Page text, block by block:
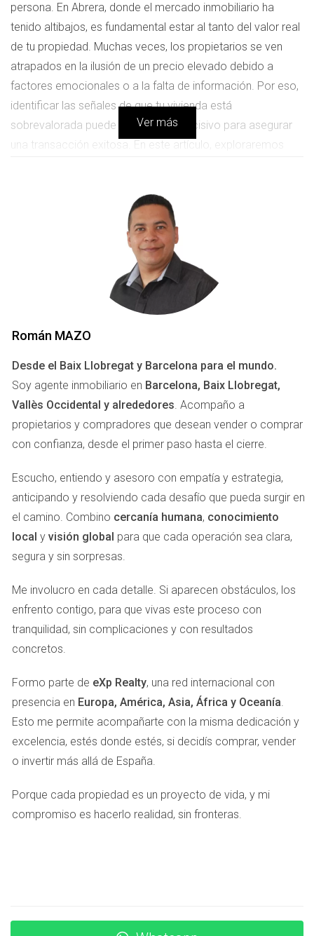
persona. En Abrera, donde el mercado inmobiliario ha
tenido altibajos, es fundamental estar al tanto del valor real
de tu propiedad. Muchas veces, los propietarios se ven
atrapados en la ilusión de un precio elevado debido a
factores emocionales o a la falta de información. Por eso,
identificar las señales de que tu vivienda está
sobrevalorada puede ser un paso decisivo para asegurar
una transacción exitosa. En este artículo, exploraremos
SOBREVALORACIÓN
Cuando se trata de valorar tu vivienda en Abrera, hay varios
indicadores que pueden sugerir que estás pidiendo
clave:
Comparaciones con propiedades similares:
vivienda tiene un precio significativamente más alto
que otras casas en tu vecindario con características
similares, es posible que estés sobrevalorando tu
propiedad.
Tiempo en el mercado:Si tu casa ha estado en
puede ser un signo claro de que el precio es
demasiado elevado.
Opiniones profesionales:Si has recibido
comentarios negativos de agentes inmobiliarios o
tasadores sobre el precio de tu casa, es hora de
reconsiderar.
en declive puede afectar negativamente el valor de tu
propiedad; si no estás ajustando tu precio a las
condiciones actuales, podrías estar sobrevalorando.
“El primer paso para vender tu casa es aceptar su
CASOS DE ESTUDIO
Para ilustrar mejor cómo se pueden identificar y corregir
problemas de sobrevaloración, aquí te presentamos tres
casos reales:
Caso 1: La familia López
meses sin ofertas, consultaron a un agente inmobiliario que
Ver más
Román MAZO
Desde el Baix Llobregat y Barcelona para el mundo.
Soy agente inmobiliario en Barcelona, Baix Llobregat,
Vallès Occidental y alrededores. Acompaño a
propietarios y compradores que desean vender o comprar
con confianza, desde el primer paso hasta el cierre.
Escucho, entiendo y asesoro con empatía y estrategia,
anticipando y resolviendo cada desafío que pueda surgir en
el camino. Combino cercanía humana, conocimiento
local y visión global para que cada operación sea clara,
segura y sin sorpresas.
Me involucro en cada detalle. Si aparecen obstáculos, los
enfrento contigo, para que vivas este proceso con
tranquilidad, sin complicaciones y con resultados
concretos.
Formo parte de eXp Realty, una red internacional con
presencia en Europa, América, Asia, África y Oceanía.
Esto me permite acompañarte con la misma dedicación y
excelencia, estés donde estés, si decidís comprar, vender
o invertir más allá de España.
Porque cada propiedad es un proyecto de vida, y mi
compromiso es hacerlo realidad, sin fronteras.